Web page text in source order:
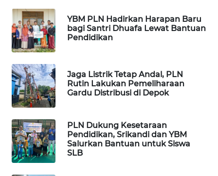
YBM PLN Hadirkan Harapan Baru
bagi Santri Dhuafa Lewat Bantuan
Pendidikan
Jaga Listrik Tetap Andal, PLN
Rutin Lakukan Pemeliharaan
Gardu Distribusi di Depok
PLN Dukung Kesetaraan
Pendidikan, Srikandi dan YBM
Salurkan Bantuan untuk Siswa
SLB
WN
BOGOR
WN
DEPOK
WN
TAPANULI
UTARA
WN
SAMOSIR